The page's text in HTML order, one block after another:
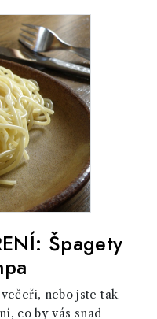
Špagety
nebo jste tak
co by vás snad